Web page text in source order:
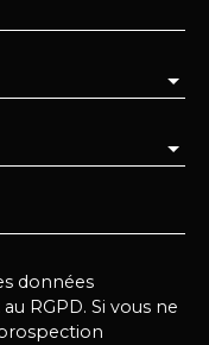
données
RGPD. Si vous ne